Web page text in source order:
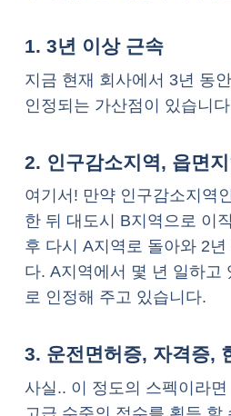
1. 3년 이상 근속
지금 현재 회사에서 3년 동
인정되는 가산점이 있습니
2. 인구감소지역, 읍면
여기서! 만약 인구감소지역
한 뒤 대도시 B지역으로 이
후 다시 A지역로 돌아와 2년
다. A지역에서 몇 년 일하고
로 인정해 주고 있습니다.
3. 운전면허증, 자격증,
사실.. 이 정도의 스펙이라